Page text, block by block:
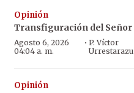
Opinión
Transfiguración del Señor
Agosto 6, 2026
04:04 a. m.
· P. Víctor
Urrestarazu
Opinión